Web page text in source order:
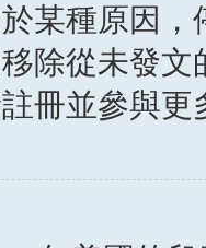
某種原因
除從未發
冊並參與更